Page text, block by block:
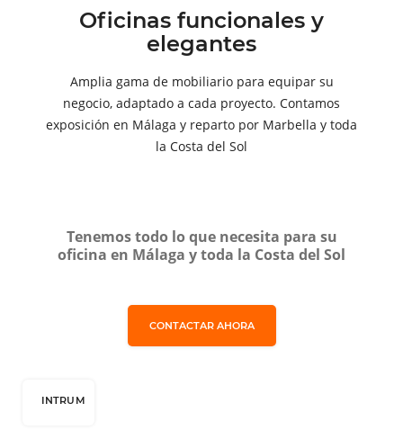
Oficinas funcionales y
elegantes
Amplia gama de mobiliario para equipar su
negocio, adaptado a cada proyecto. Contamos
exposición en Málaga y reparto por Marbella y toda
la Costa del Sol
Tenemos todo lo que necesita para su
oficina en Málaga y toda la Costa del Sol
CONTACTAR AHORA
INTRUM